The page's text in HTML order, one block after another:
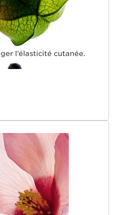
l’élasticité cutanée.